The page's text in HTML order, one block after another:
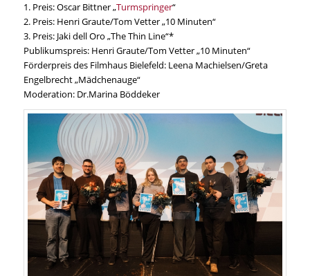
1. Preis: Oscar Bittner „Turmspringer“
2. Preis: Henri Graute/Tom Vetter „10 Minuten“
3. Preis: Jaki dell Oro „The Thin Line“*
Publikumspreis: Henri Graute/Tom Vetter „10 Minuten“
Förderpreis des Filmhaus Bielefeld: Leena Machielsen/Greta
Engelbrecht „Mädchenauge“
Moderation: Dr.Marina Böddeker